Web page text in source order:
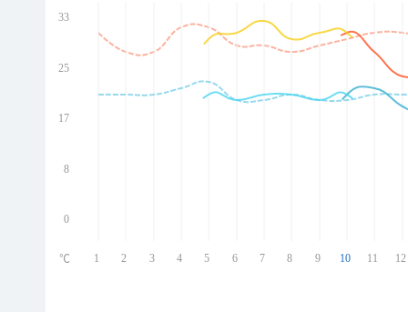
33
25
17
8
0
1 2 3 4 5 6 7 8 9 10 11 12
℃